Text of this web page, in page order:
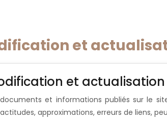
et
et
et informations publiés sur le
approximations, erreurs de liens,